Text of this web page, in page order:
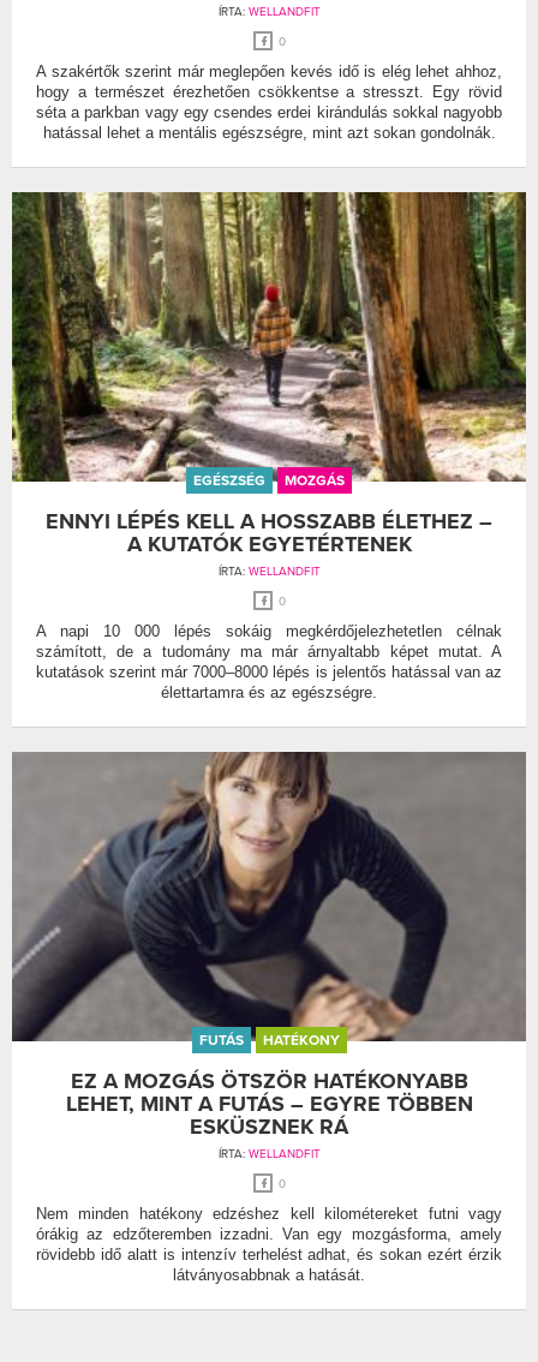
ÍRTA: WELLANDFIT
0
A szakértők szerint már meglepően kevés idő is elég lehet ahhoz,
hogy a természet érezhetően csökkentse a stresszt. Egy rövid
séta a parkban vagy egy csendes erdei kirándulás sokkal nagyobb
hatással lehet a mentális egészségre, mint azt sokan gondolnák.
EGÉSZSÉG MOZGÁS
ENNYI LÉPÉS KELL A HOSSZABB ÉLETHEZ –
A KUTATÓK EGYETÉRTENEK
ÍRTA: WELLANDFIT
0
A napi 10 000 lépés sokáig megkérdőjelezhetetlen célnak
számított, de a tudomány ma már árnyaltabb képet mutat. A
kutatások szerint már 7000–8000 lépés is jelentős hatással van az
élettartamra és az egészségre.
FUTÁS HATÉKONY
EZ A MOZGÁS ÖTSZÖR HATÉKONYABB
LEHET, MINT A FUTÁS – EGYRE TÖBBEN
ESKÜSZNEK RÁ
ÍRTA: WELLANDFIT
0
Nem minden hatékony edzéshez kell kilométereket futni vagy
órákig az edzőteremben izzadni. Van egy mozgásforma, amely
rövidebb idő alatt is intenzív terhelést adhat, és sokan ezért érzik
látványosabbnak a hatását.